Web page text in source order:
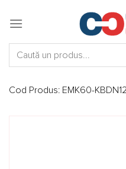
Cod Produs: EMK60-